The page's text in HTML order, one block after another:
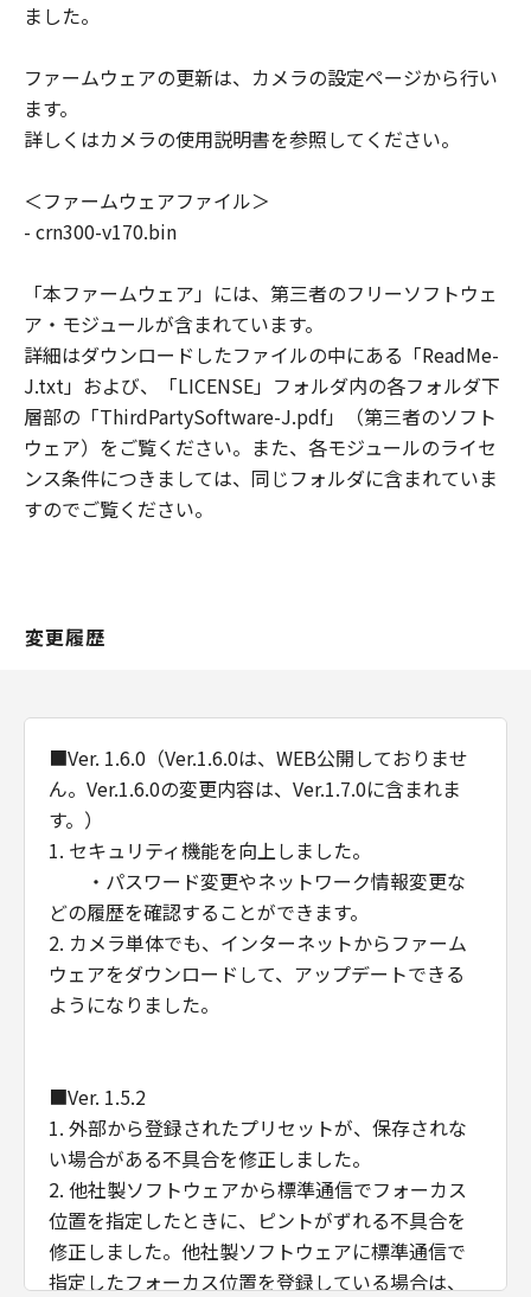
より必要な認可等を得ることなしに、「本
接または間接に輸出してはなりません。
契約期間
(1) 「本契約」は、お客様が、(i)「本契
約」への同意を示すボタンを押した時点
で、(ii)「本ファームウェア」をお客様の所
有するコンピュータにダウンロードした時
点で、または、(iii)お客様が「本ファーム
ウェア」の使用を開始した時点で発効し、
お客様による「キヤノン製品」の使用が終
了するまで有効に存続します。
(2) 上記(1)にかかわらず、お客様は、「本
ファームウェア」およびその複製物のすべ
てを廃棄および消去することにより、「本
場合、「本契約」は直ちに終了します。
合、速やかに、「本ファームウェア」およ
るものとします。
(5) 第1条(2)、第2条から第7条まで、第9条
後も効力を有するものとします。
U.S. GOVERNMENT RESTRICTED RIGHTS
NOTICE
「本ファームウェア」(The Software) is a
"commercial item," as that term is
software" and "commercial computer
software documentation," as such terms
are used in 48 C.F.R. 12.212 (Sept 1995).
Consistent with 48 C.F.R. 12.212 and 48
C.F.R. 227.7202-1 through 227.7202-4
(June 1995), all U.S. Government End
Users shall acquire the Software with
ました。
ファームウェアの更新は、カメラの設定ページから行い
ます。
詳しくはカメラの使用説明書を参照してください。
＜ファームウェアファイル＞
- crn300-v170.bin
「本ファームウェア」には、第三者のフリーソフトウェ
ア・モジュールが含まれています。
詳細はダウンロードしたファイルの中にある「ReadMe-
J.txt」および、「LICENSE」フォルダ内の各フォルダ下
層部の「ThirdPartySoftware-J.pdf」（第三者のソフト
ウェア）をご覧ください。また、各モジュールのライセ
ンス条件につきましては、同じフォルダに含まれていま
すのでご覧ください。
変更履歴
■Ver. 1.6.0（Ver.1.6.0は、WEB公開しておりませ
ん。Ver.1.6.0の変更内容は、Ver.1.7.0に含まれま
す。）
1. セキュリティ機能を向上しました。
・パスワード変更やネットワーク情報変更な
どの履歴を確認することができます。
2. カメラ単体でも、インターネットからファーム
ウェアをダウンロードして、アップデートできる
ようになりました。
■Ver. 1.5.2
1. 外部から登録されたプリセットが、保存されな
い場合がある不具合を修正しました。
2. 他社製ソフトウェアから標準通信でフォーカス
位置を指定したときに、ピントがずれる不具合を
修正しました。他社製ソフトウェアに標準通信で
指定したフォーカス位置を登録している場合は、